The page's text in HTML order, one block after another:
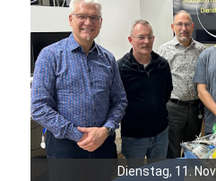
Dienstag, 11.